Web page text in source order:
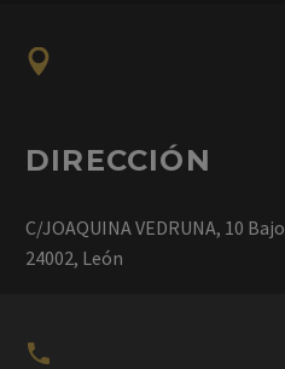


DIRECCIÓN
C/JOAQUINA VEDRUNA, 10 Bajo
24002, León

